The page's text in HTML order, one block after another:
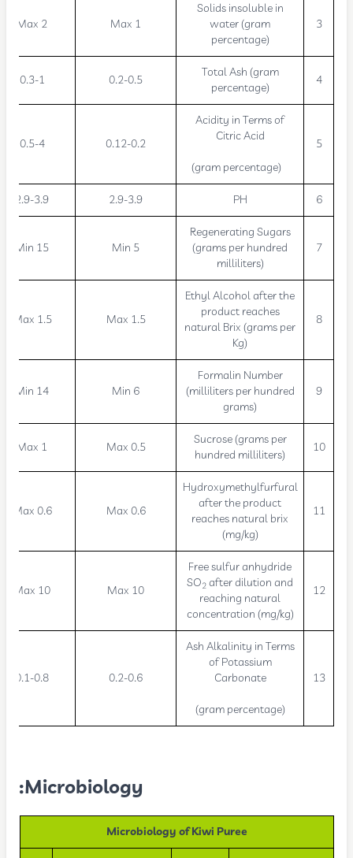
3
Solids insoluble in
water (gram
percentage)
Max 1
Max 2
4
Total Ash (gram
percentage)
0.2-0.5
0.3-1
5
Acidity in Terms of
Citric Acid
(gram percentage)
0.12-0.2
0.5-4
6
PH
2.9-3.9
2.9-3.9
7
Regenerating Sugars
(grams per hundred
milliliters)
Min 5
Min 15
8
Ethyl Alcohol after the
product reaches
natural Brix (grams per
Kg)
Max 1.5
Max 1.5
9
Formalin Number
(milliliters per hundred
grams)
Min 6
Min 14
10
Sucrose (grams per
hundred milliliters)
Max 0.5
Max 1
11
Hydroxymethylfurfural
after the product
reaches natural brix
(mg/kg)
Max 0.6
Max 0.6
12
Free sulfur anhydride
SO2after dilution and
reaching natural
concentration (mg/kg)
Max 10
Max 10
13
Ash Alkalinity in Terms
of Potassium
Carbonate
(gram percentage)
0.2-0.6
0.1-0.8
Microbiology:
Microbiology of Kiwi Puree